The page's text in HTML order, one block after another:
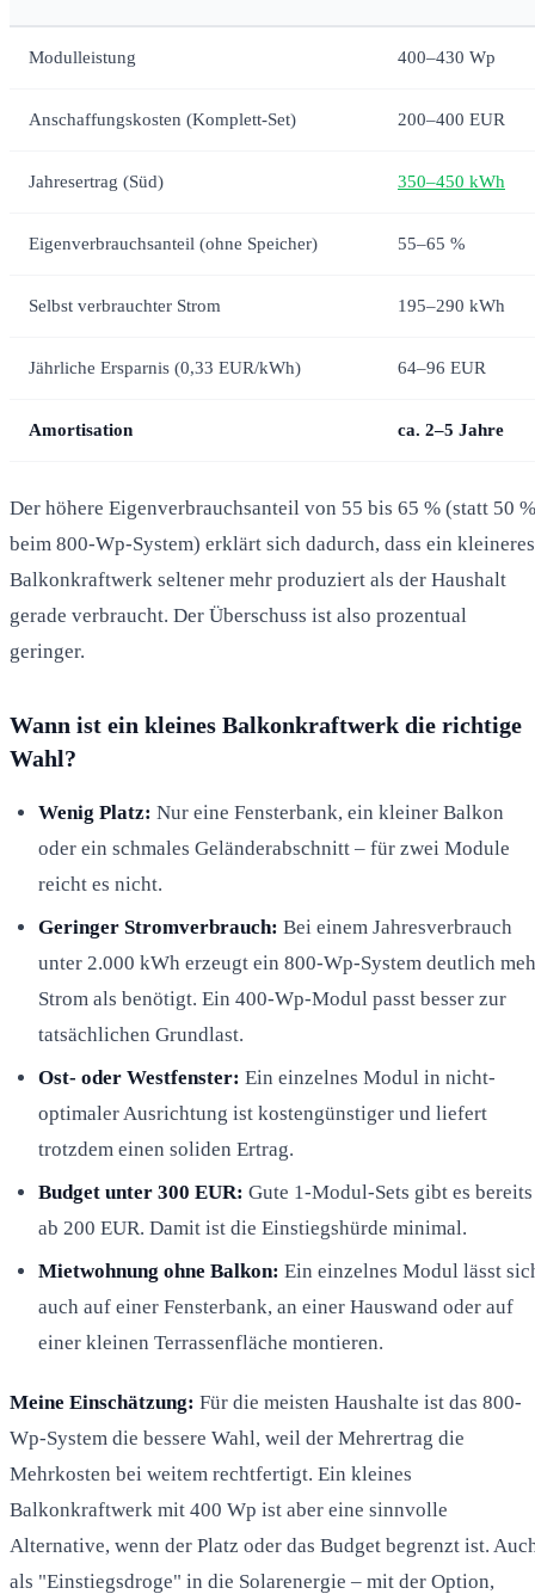
Modulleistung 400–430 Wp
Anschaffungskosten (Komplett-Set) 200–400 EUR
Jahresertrag (Süd) 350–450 kWh
Eigenverbrauchsanteil (ohne Speicher) 55–65 %
Selbst verbrauchter Strom 195–290 kWh
Jährliche Ersparnis (0,33 EUR/kWh) 64–96 EUR
Amortisation ca. 2–5 Jahre
Der höhere Eigenverbrauchsanteil von 55 bis 65 % (statt 50 %
beim 800-Wp-System) erklärt sich dadurch, dass ein kleineres
Balkonkraftwerk seltener mehr produziert als der Haushalt
gerade verbraucht. Der Überschuss ist also prozentual
geringer.
Wann ist ein kleines Balkonkraftwerk die richtige
Wahl?
Wenig Platz: Nur eine Fensterbank, ein kleiner Balkon
oder ein schmales Geländerabschnitt – für zwei Module
reicht es nicht.
Geringer Stromverbrauch: Bei einem Jahresverbrauch
unter 2.000 kWh erzeugt ein 800-Wp-System deutlich
Strom als benötigt. Ein 400-Wp-Modul passt besser zur
tatsächlichen Grundlast.
Ost- oder Westfenster: Ein einzelnes Modul in nicht-
optimaler Ausrichtung ist kostengünstiger und liefert
trotzdem einen soliden Ertrag.
Budget unter 300 EUR: Gute 1-Modul-Sets gibt es bereits
ab 200 EUR. Damit ist die Einstiegshürde minimal.
Mietwohnung ohne Balkon: Ein einzelnes Modul lässt
auch auf einer Fensterbank, an einer Hauswand oder auf
einer kleinen Terrassenfläche montieren.
Meine Einschätzung: Für die meisten Haushalte ist das 800-
Wp-System die bessere Wahl, weil der Mehrertrag die
Mehrkosten bei weitem rechtfertigt. Ein kleines
Balkonkraftwerk mit 400 Wp ist aber eine sinnvolle
Alternative, wenn der Platz oder das Budget begrenzt ist.
als "Einstiegsdroge" in die Solarenergie – mit der Option,